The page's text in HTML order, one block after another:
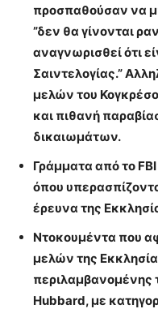
προσπαθούσαν να
”δεν θα γίνονται
αναγνωρισθεί ότι
Σαιντελογίας.”
μελών του
και πιθανή
δικαιωμάτων.
Γράμματα από το
όπου
έρευνα της
Ντοκουμέντα που
μελών της
περιλαμβανομένης
Hubbard, με